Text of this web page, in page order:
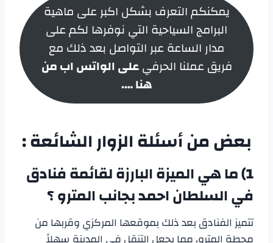
يمكنكم التعرف بشكل اكبر على ماهية
البرامج السياحية التي نوفرها لكم على
مدار الساعة عبر التواصل بعد ذلك مع
فريق عملنا الحرفيعلى الواتس اب من
هنا ….
بعض من أسئلة الزوار الشائعة :
1) ما هي الميزة البارزة لقائمة
فنادق
في السلطان احمد بجانب المترو؟
تتميز الفنادق بعد ذلك بموقعها المركزي وقربها من
محطة المترو، مما يجعل التنقل في المدينة سهلاً